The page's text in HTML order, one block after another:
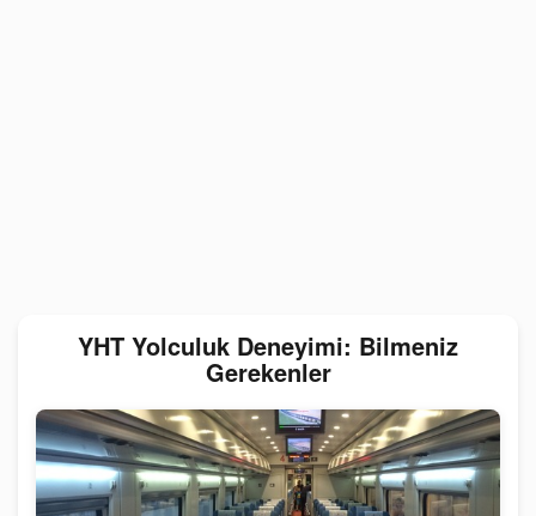
YHT Yolculuk Deneyimi: Bilmeniz
Gerekenler